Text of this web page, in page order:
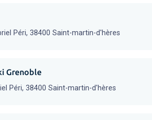
Péri, 38400 Saint-martin-d'hères
Grenoble
Péri, 38400 Saint-martin-d'hères